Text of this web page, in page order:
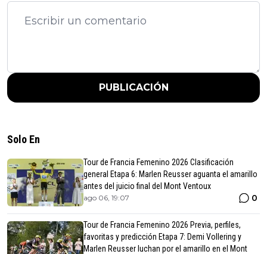
PUBLICACIÓN
Solo En
Tour de Francia Femenino 2026 Clasificación
general Etapa 6: Marlen Reusser aguanta el amarillo
antes del juicio final del Mont Ventoux
ago 06, 19:07 0
Tour de Francia Femenino 2026 Previa, perfiles,
favoritas y predicción Etapa 7: Demi Vollering y
Marlen Reusser luchan por el amarillo en el Mont